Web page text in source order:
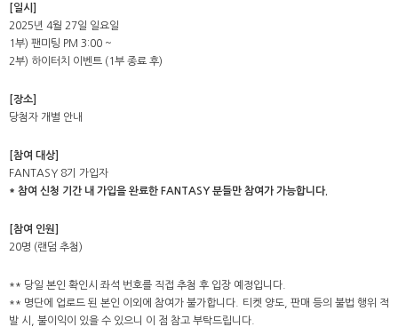
[일시]
2025년 4월 27일 일요일
1부) 팬미팅 PM 3:00 ~
2부) 하이터치 이벤트 (1부 종료 후)
[장소]
당첨자 개별 안내
[참여 대상]
FANTASY 8기 가입자
* 참여 신청 기간 내 가입을 완료한 FANTASY 분들만 참여가 가능합니다.
[참여 인원]
20명 (랜덤 추첨)
** 당일 본인 확인시 좌석 번호를 직접 추첨 후 입장 예정입니다.
** 명단에 업로드 된 본인 이외에 참여가 불가합니다. 티켓 양도, 판매 등의 불법 행위 적
발 시, 불이익이 있을 수 있으니 이 점 참고 부탁드립니다.